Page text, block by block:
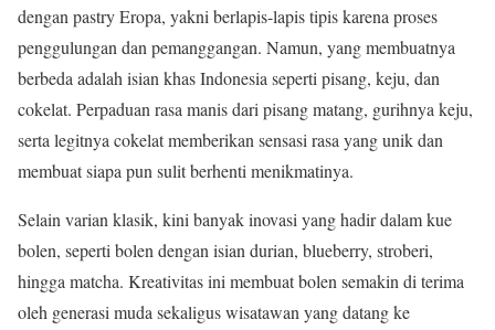
dengan pastry Eropa, yakni berlapis-lapis tipis karena proses
penggulungan dan pemanggangan. Namun, yang membuatnya
berbeda adalah isian khas Indonesia seperti pisang, keju, dan
cokelat. Perpaduan rasa manis dari pisang matang, gurihnya keju,
serta legitnya cokelat memberikan sensasi rasa yang unik dan
membuat siapa pun sulit berhenti menikmatinya.
Selain varian klasik, kini banyak inovasi yang hadir dalam kue
bolen, seperti bolen dengan isian durian, blueberry, stroberi,
hingga matcha. Kreativitas ini membuat bolen semakin di terima
oleh generasi muda sekaligus wisatawan yang datang ke